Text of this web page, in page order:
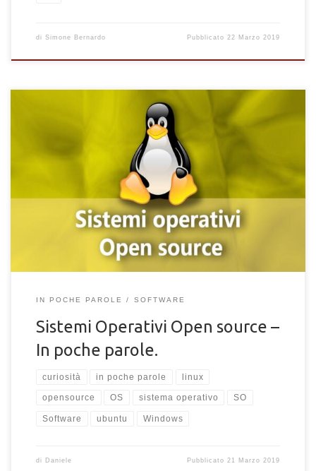
di Simone Bernardo Pubblicato 22 Marzo 2019
Hai mai sentito parlare di Tux? Se non lo conosci, sono convinto
che tu l’abbia visto almeno una volta navigando sul web. Si è
proprio lui! Il simpatico pinguino che fa da mascotte al sistema
operativo open source più famoso al mondo, Linux. Ora ti
chiederai perché iniziare una panoramica da un sistema
operativo specifico? Presto detto; Linux o Gnu […]
IN POCHE PAROLE SOFTWARE
Sistemi Operativi Open source –
In poche parole.
curiosità in poche parole linux
opensource OS sistema operativo SO
Software ubuntu Windows
di Daniele Pubblicato 21 Marzo 2019